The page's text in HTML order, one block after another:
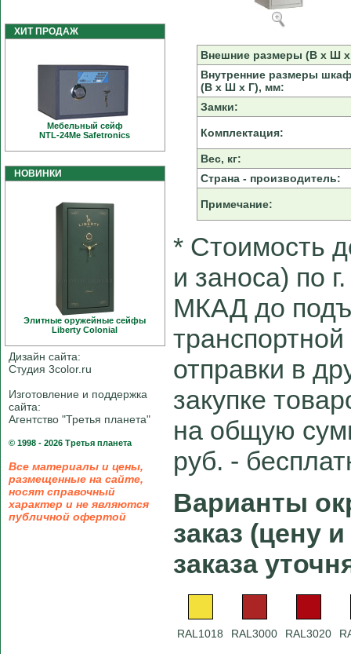
ХИТ ПРОДАЖ
Мебельный сейф
NTL-24Me Safetronics
НОВИНКИ
Элитные оружейные сейфы
Liberty Colonial
Дизайн сайта:
Студия 3color.ru
Изготовление и поддержка
сайта:
Агентство "Третья планета"
© 1998 - 2026 Третья планета
Все материалы и цены,
размещенные на сайте,
носят справочный
характер и не являются
публичной офертой
Внешние размеры (В х Ш
Внутренние размеры
(В х Ш х Г), мм:
Замки:
Комплектация:
Вес, кг:
Страна - производитель:
Примечание:
* Cтоимость
и заноса) по
МКАД до
отправки в
закупке
на общую
руб. -
Варианты
заказ (цену
заказа
RAL1018 RAL3000 RAL3020